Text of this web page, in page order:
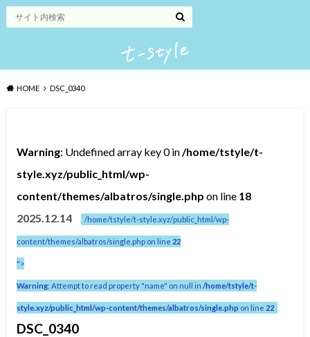
HOME DSC_0340
Warning: Undefined array key 0 in/home/tstyle/t-
style.xyz/public_html/wp-
content/themes/albatros/single.php on line 18
2025.12.14
/home/tstyle/t-style.xyz/public_html/wp-
content/themes/albatros/single.php on line 22
">
Warning: Attempt to read property "name" on null in/home/tstyle/t-
style.xyz/public_html/wp-content/themes/albatros/single.php on line 22
DSC_0340